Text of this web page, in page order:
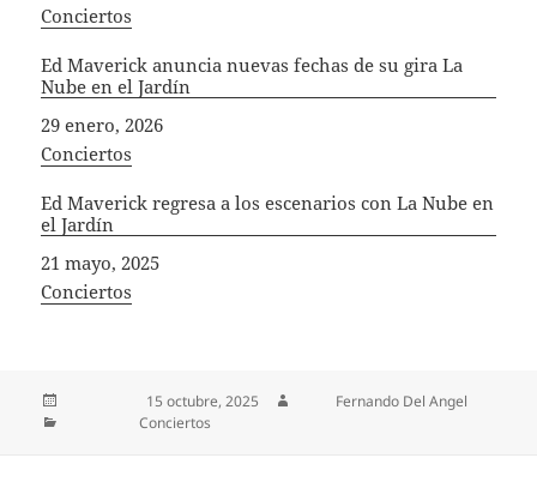
In relation to
Conciertos
Ed Maverick anuncia nuevas fechas de su gira La
Nube en el Jardín
Fecha
29 enero, 2026
In relation to
Conciertos
Ed Maverick regresa a los escenarios con La Nube en
el Jardín
Fecha
21 mayo, 2025
In relation to
Conciertos
15 octubre, 2025
Fernando Del Angel
CategoríasConciertos